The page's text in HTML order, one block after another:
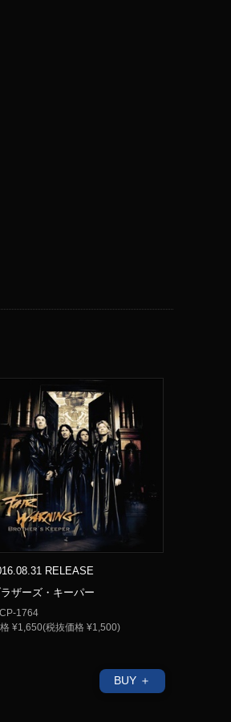
RELEASE
ザーズ・キーパー
1764
¥1,650(税抜価格 ¥1,500)
BUY ＋